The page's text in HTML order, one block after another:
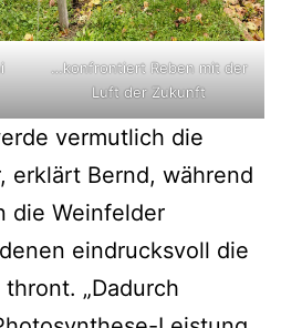
…konfrontiert Reben mit der
Luft der Zukunft
vermutlich die
erklärt Bernd, während
die Weinfelder
eindrucksvoll die
„Dadurch